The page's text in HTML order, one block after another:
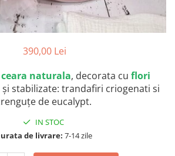
390,00 Lei
ceara naturala, decorata cu flori
și stabilizate: trandafiri criogenati si
de eucalypt.
IN STOC
de livrare: 7-14 zile